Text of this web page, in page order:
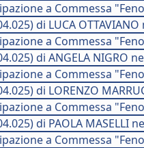
a Commessa
di LUCA
a Commessa
di ANGELA NIGRO
a Commessa
di LORENZO
a Commessa
di PAOLA MASELLI
a Commessa